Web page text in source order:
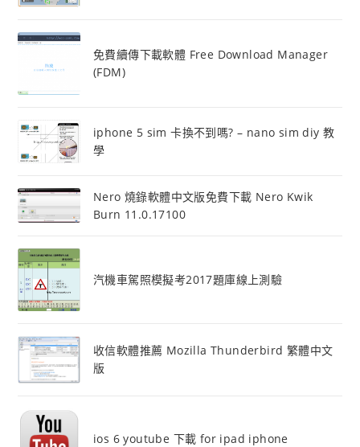
免費續傳下載軟體 Free Download Manager
(FDM)
iphone 5 sim 卡換不到嗎? – nano sim diy 教
學
Nero 燒錄軟體中文版免費下載 Nero Kwik
Burn 11.0.17100
汽機車駕照模擬考2017題庫線上測驗
收信軟體推薦 Mozilla Thunderbird 繁體中文
版
ios 6 youtube 下載 for ipad iphone